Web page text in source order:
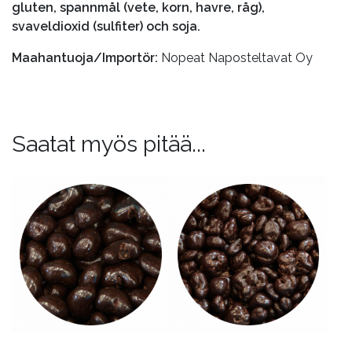
gluten, spannmål (vete, korn, havre, råg),
svaveldioxid (sulfiter) och soja.
Maahantuoja/Importör: Nopeat Naposteltavat Oy
Saatat myös pitää...
tuotteella
useampi
muunnelma.
Voit
tehdä
valinnat
tuotteella
useampi
muunnelma.
Voit
tehdä
valinnat